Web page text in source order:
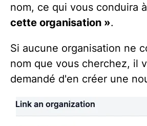
nom, ce qui vous conduira
cette organisation ».
Si aucune organisation ne
nom que vous cherchez, il
demandé d'en créer une